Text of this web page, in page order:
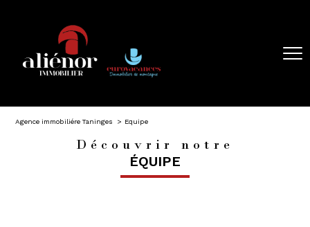
Agence immobiliére Taninges Equipe
Découvrir notre
ÉQUIPE